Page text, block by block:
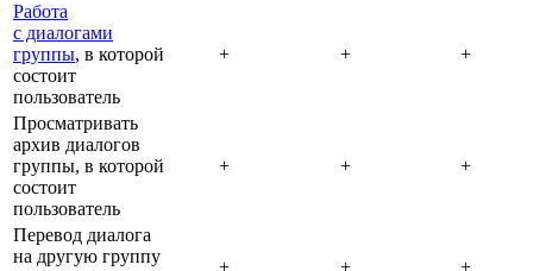
Работа
с диалогами
группы, в которой
состоит
пользователь
+ + +
Просматривать
архив диалогов
группы, в которой
состоит
пользователь
+ + +
Перевод диалога
на другую группу
+ + +